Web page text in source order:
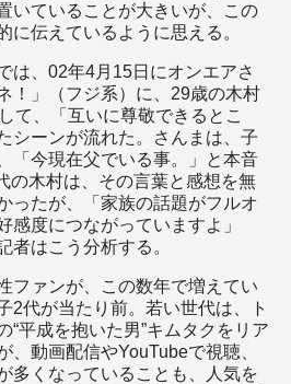
いていることが大きいが、この
に伝えているように思える。
は、02年4月15日にオンエアさ
！」（フジ系）に、29歳の木村
て、「互いに尊敬できるとこ
シーンが流れた。さんまは、子
「今現在父でいる事。」と本音
の木村は、その言葉と感想を無
ったが、「家族の話題がフルオ
感度につながっていますよ」
者はこう分析する。
ファンが、この数年で増えてい
2代が当たり前。若い世代は、ト
“平成を抱いた男”キムタクをリア
、動画配信やYouTubeで視聴、
多くなっていることも、人気を